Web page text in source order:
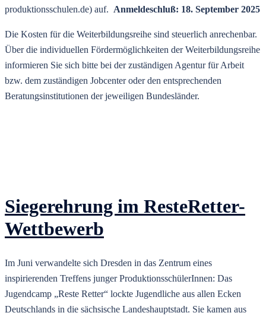
produktionsschulen.de) auf. Anmeldeschluß: 18. September 2025
Die Kosten für die Weiterbildungsreihe sind steuerlich anrechenbar.
Über die individuellen Fördermöglichkeiten der Weiterbildungsreihe
informieren Sie sich bitte bei der zuständigen Agentur für Arbeit
bzw. dem zuständigen Jobcenter oder den entsprechenden
Beratungsinstitutionen der jeweiligen Bundesländer.
Siegerehrung im ResteRetter-
Wettbewerb
Im Juni verwandelte sich Dresden in das Zentrum eines
inspirierenden Treffens junger ProduktionsschülerInnen: Das
Jugendcamp „Reste Retter“ lockte Jugendliche aus allen Ecken
Deutschlands in die sächsische Landeshauptstadt. Sie kamen aus